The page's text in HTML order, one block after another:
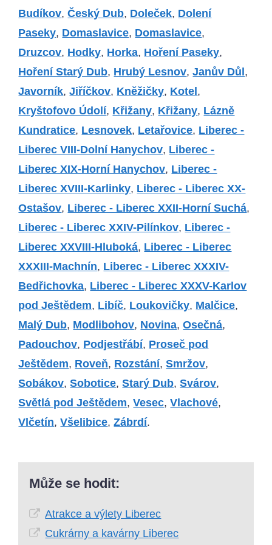
Budíkov,Český Dub, Doleček, Dolení
Paseky, Domaslavice, Domaslavice,
Druzcov, Hodky, Horka, Hoření Paseky,
Hoření Starý Dub, Hrubý Lesnov,Janův Důl ,
Javorník,Jiříčkov, Kněžičky, Kotel ,
Kryštofovo Údolí, Křižany, Křižany, Lázně
Kundratice, Lesnovek, Letařovice, Liberec -
Liberec VIII-Dolní Hanychov, Liberec -
Liberec XIX-Horní Hanychov, Liberec -
Liberec XVIII-Karlinky, Liberec - Liberec XX-
Ostašov, Liberec - Liberec XXII-Horní Suchá,
Liberec - Liberec XXIV-Pilínkov, Liberec -
Liberec XXVIII-Hluboká, Liberec - Liberec
XXXIII-Machnín, Liberec - Liberec XXXIV-
Bedřichovka, Liberec - Liberec XXXV-Karlov
pod Ještědem, Libíč, Loukovičky, Malčice,
Malý Dub, Modlibohov, Novina,Osečná,
Padouchov, Podjestřábí, Proseč pod
Ještědem, Roveň, Rozstání,Smržov,
Sobákov,Sobotice,Starý Dub,Svárov,
Světlá pod Ještědem,Vesec,Vlachové,
Vlčetín,Všelibice,Zábrdí.
Může se hodit:
Atrakce a výlety Liberec
Cukrárny a kavárny Liberec